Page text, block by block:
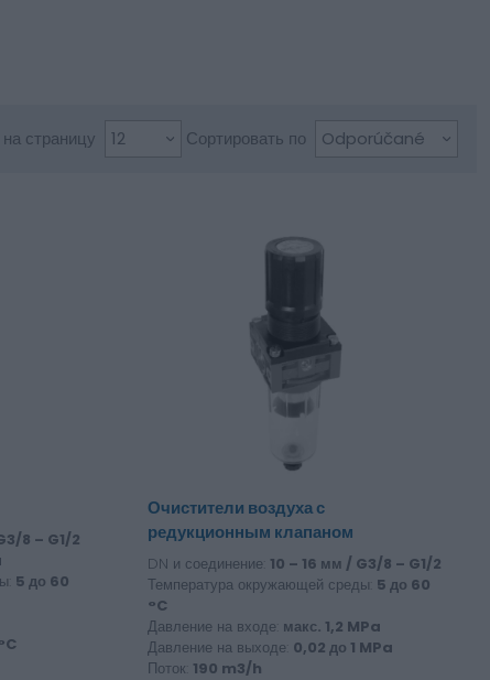
страницу Сортировать по
8 – G1/2
5 до 60
Очистители воздуха с
редукционным клапаном
DN и соединение: 10 – 16 мм / G3/8 – G1/2
Температура окружающей среды: 5 до 60
°C
Давление на входе: макс. 1,2 MPa
Давление на выходе: 0,02 до 1 MPa
Поток: 190 m3/h